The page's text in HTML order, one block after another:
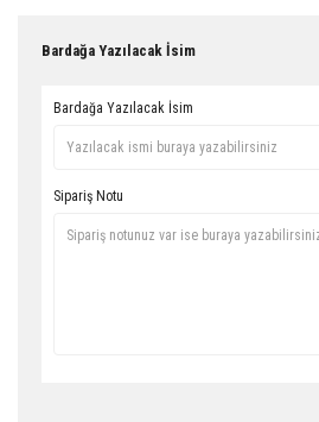
Bardağa Yazılacak İsim
Bardağa Yazılacak İsim
Sipariş Notu